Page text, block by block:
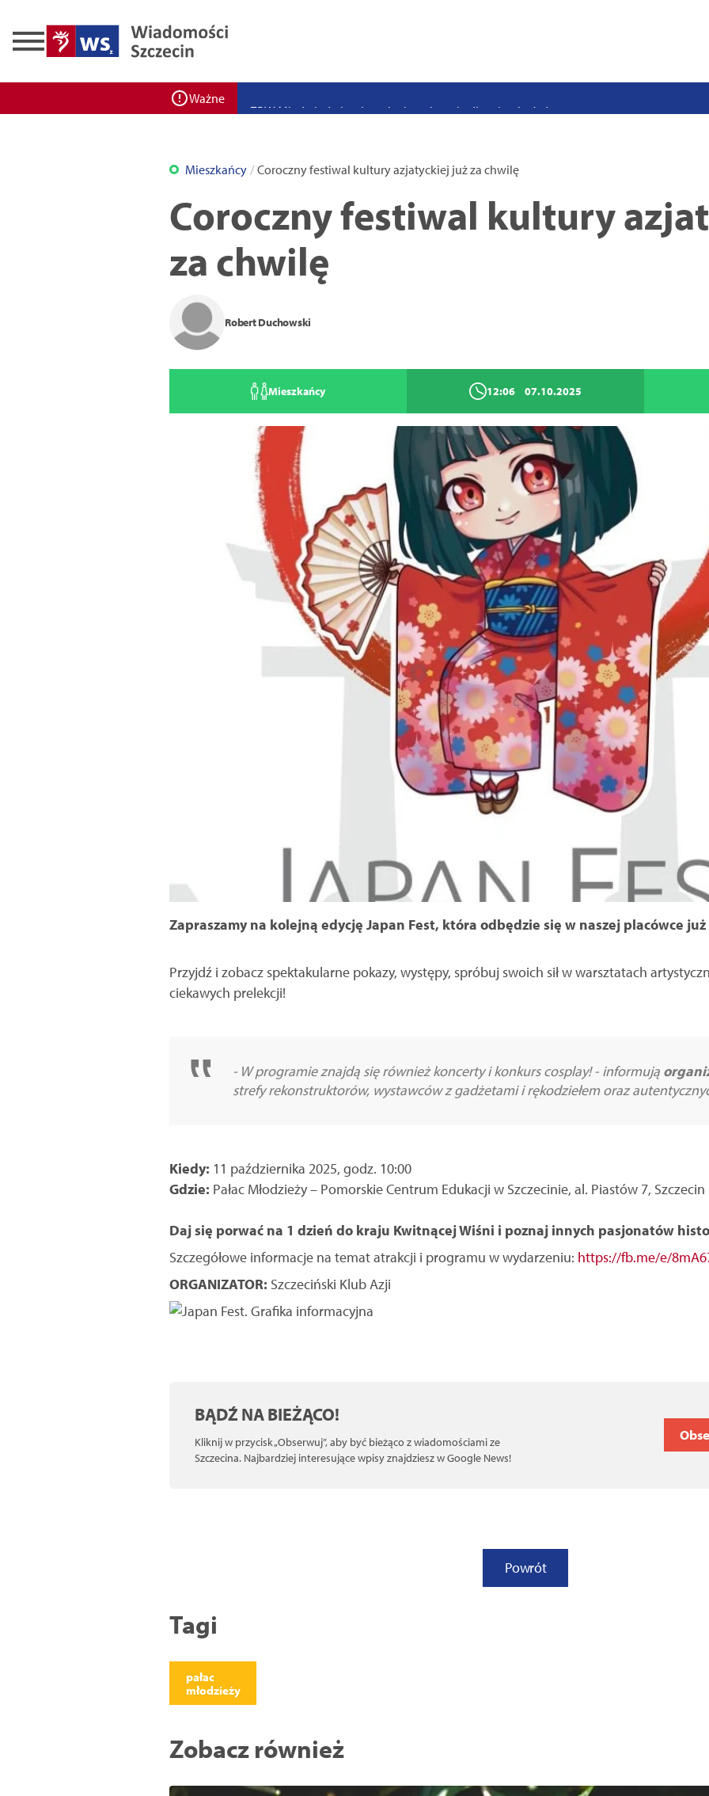
Ważne
Mieszkańcy Coroczny festiwal kultury azjatyckiej już za chwilę
Coroczny festiwal kultury
za chwilę
Robert Duchowski
Mieszkańcy 12:06 07.10.2025
Zapraszamy na kolejną edycję Japan Fest, która odbędzie się w naszej placówce
Przyjdź i zobacz spektakularne pokazy, występy, spróbuj swoich sił w warsztatach
ciekawych prelekcji!
- W programie znajdą się również koncerty i konkurs cosplay! - informują
strefy rekonstruktorów, wystawców z gadżetami i rękodziełem oraz
Kiedy: 11 października 2025, godz. 10:00
Gdzie: Pałac Młodzieży – Pomorskie Centrum Edukacji w Szczecinie, al. Piastów 7, Szczecin
Daj się porwać na 1 dzień do kraju Kwitnącej Wiśni i poznaj innych pasjonatów
Szczegółowe informacje na temat atrakcji i programu w wydarzeniu: https://fb.me/e/
ORGANIZATOR: Szczeciński Klub Azji
BĄDŹ NA BIEŻĄCO!
Kliknij w przycisk „Obserwuj”, aby być bieżąco z wiadomościami ze
Szczecina. Najbardziej interesujące wpisy znajdziesz w Google News!
Powrót
Tagi
pałac
młodzieży
Zobacz również